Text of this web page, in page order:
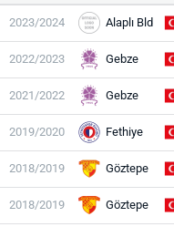
2023/2024 Alaplı Bld
2022/2023 Gebze
2021/2022 Gebze
2019/2020 Fethiye
2018/2019 Göztepe
2018/2019 Göztepe